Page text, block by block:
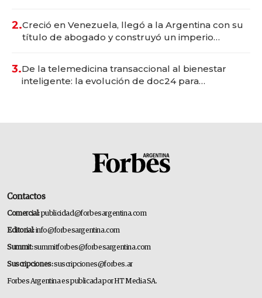
2.Creció en Venezuela, llegó a la Argentina con su
título de abogado y construyó un imperio
3.De la telemedicina transaccional al bienestar
inteligente: la evolución de doc24 para
Contactos
Comercial:publicidad@forbesargentina.com
Editorial:info@forbesargentina.com
Summit:summitforbes@forbesargentina.com
Suscripciones:suscripciones@forbes.ar
Forbes Argentina es publicada por HT Media SA.